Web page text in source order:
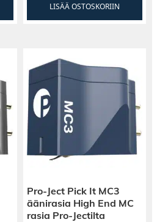
LISÄÄ OSTOSKORIIN
Pro-Ject Pick It MC3
äänirasia High End MC
rasia Pro-Jectilta